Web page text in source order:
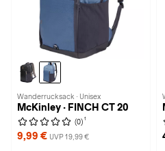
Wanderrucksack · Unisex
McKinley · FINCH CT 20
(0) 1
9,99 € UVP 19,99 €